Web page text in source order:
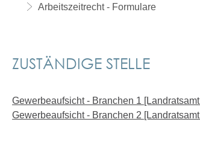
Arbeitszeitrecht - Formulare
ZUSTÄNDIGE STELLE
Gewerbeaufsicht - Branchen 1
Gewerbeaufsicht - Branchen 2